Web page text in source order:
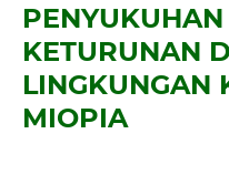
KETURUNAN
LINGKUNGAN
MIOPIA